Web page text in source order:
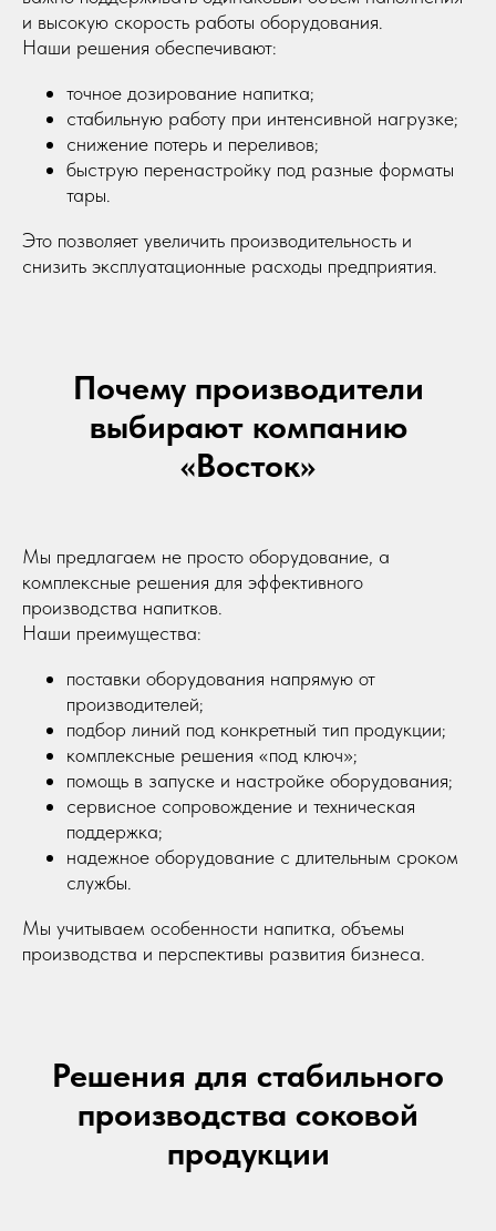
и высокую скорость работы оборудования.
Наши решения обеспечивают:
точное дозирование напитка;
стабильную работу при интенсивной нагрузке;
снижение потерь и переливов;
быструю перенастройку под разные форматы
тары.
Это позволяет увеличить производительность и
снизить эксплуатационные расходы предприятия.
Почему производители
выбирают компанию
«Восток»
Мы предлагаем не просто оборудование, а
комплексные решения для эффективного
производства напитков.
Наши преимущества:
поставки оборудования напрямую от
производителей;
подбор линий под конкретный тип продукции;
комплексные решения «под ключ»;
помощь в запуске и настройке оборудования;
сервисное сопровождение и техническая
поддержка;
надежное оборудование с длительным сроком
службы.
Мы учитываем особенности напитка, объемы
производства и перспективы развития бизнеса.
Решения для стабильного
производства соковой
продукции
690 021, Приморский край, г. Владивосток,
ул. Калинина, д. 275, этаж 2, помещение 9209.
©2023-2026 ООО «ВОСТОК» Все права защищены